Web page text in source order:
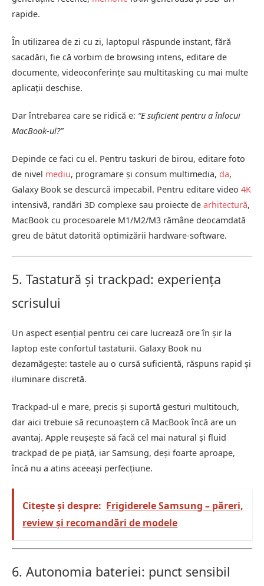
rapide.
În utilizarea de zi cu zi, laptopul răspunde instant, fără
sacadări, fie că vorbim de browsing intens, editare de
documente, videoconferințe sau multitasking cu mai multe
aplicații deschise.
Dar întrebarea care se ridică e: “E suficient pentru a înlocui
MacBook-ul?”
Depinde ce faci cu el. Pentru taskuri de birou, editare foto
de nivel mediu, programare și consum multimedia, da,
Galaxy Book se descurcă impecabil. Pentru editare video 4K
intensivă, randări 3D complexe sau proiecte de arhitectură,
MacBook cu procesoarele M1/M2/M3 rămâne deocamdată
greu de bătut datorită optimizării hardware-software.
5. Tastatură și trackpad: experiența
scrisului
Un aspect esențial pentru cei care lucrează ore în șir la
laptop este confortul tastaturii. Galaxy Book nu
dezamăgește: tastele au o cursă suficientă, răspuns rapid și
iluminare discretă.
Trackpad-ul e mare, precis și suportă gesturi multitouch,
dar aici trebuie să recunoaștem că MacBook încă are un
avantaj. Apple reușește să facă cel mai natural și fluid
trackpad de pe piață, iar Samsung, deși foarte aproape,
încă nu a atins aceeași perfecțiune.
Citește și despre: Frigiderele Samsung – păreri,
review și recomandări de modele
6. Autonomia bateriei: punct sensibil